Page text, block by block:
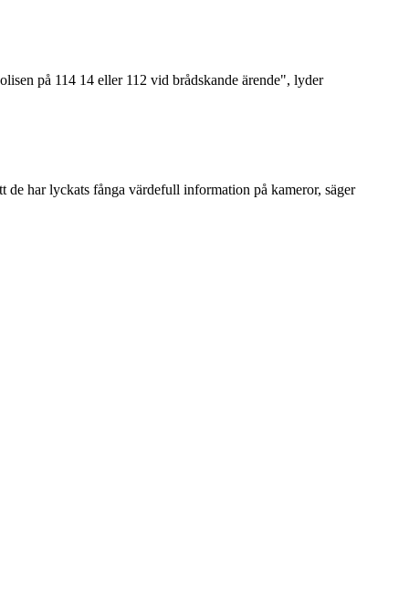
på 114 14 eller 112 vid brådskande ärende", lyder
har lyckats fånga värdefull information på kameror, säger